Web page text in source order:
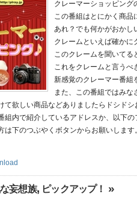
クレーマーショッピング
この番組はとにかく商品
あれ？でも何かがおかし
クレームといえば確かに
このクレームを聞いてる
これをクレームと言うべ
新感覚のクレーマー番組
また、この番組ではみな
て欲しい商品などありましたらドシドシ
組内で紹介しているアドレスか、以下の
は下のつぶやくボタンからお願いします。
妄想族, ピックアップ！ »